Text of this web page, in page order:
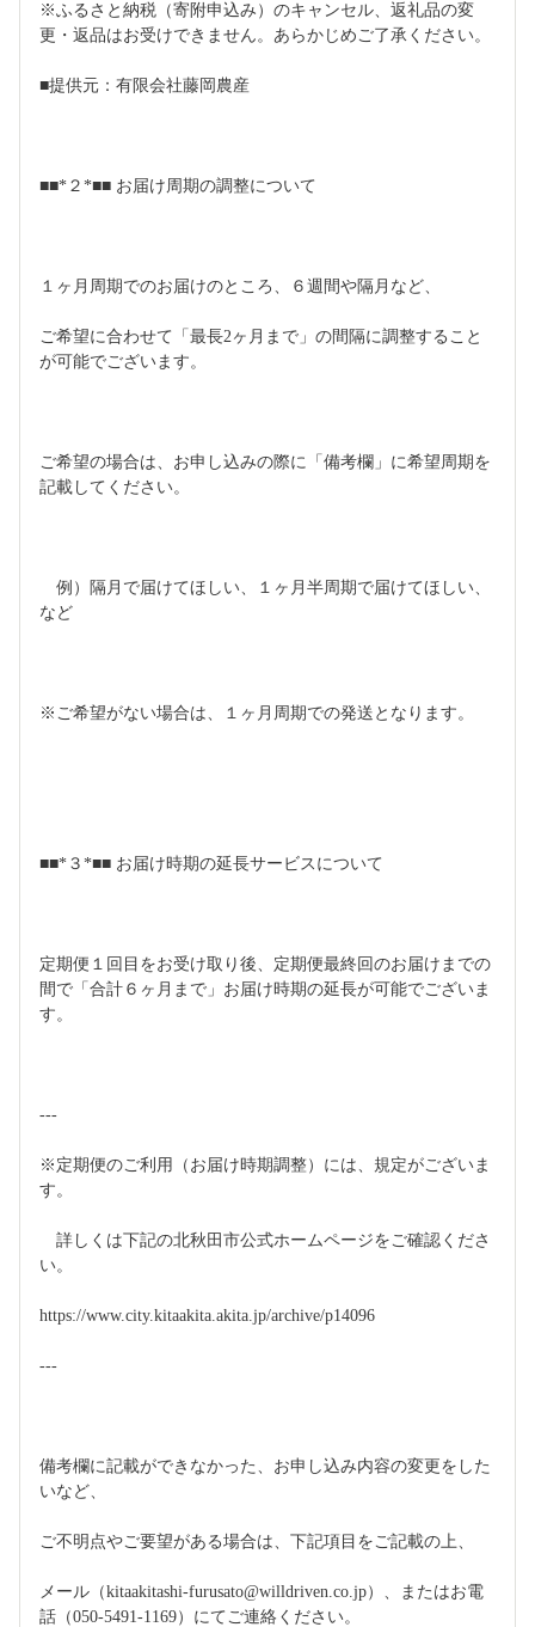
※ふるさと納税（寄附申込み）のキャンセル、返礼品の変
更・返品はお受けできません。あらかじめご了承ください。
■提供元：有限会社藤岡農産
■■*２*■■ お届け周期の調整について
１ヶ月周期でのお届けのところ、６週間や隔月など、
ご希望に合わせて「最長2ヶ月まで」の間隔に調整すること
が可能でございます。
ご希望の場合は、お申し込みの際に「備考欄」に希望周期を
記載してください。
例）隔月で届けてほしい、１ヶ月半周期で届けてほしい、
など
※ご希望がない場合は、１ヶ月周期での発送となります。
■■*３*■■ お届け時期の延長サービスについて
定期便１回目をお受け取り後、定期便最終回のお届けまでの
間で「合計６ヶ月まで」お届け時期の延長が可能でございま
す。
---
※定期便のご利用（お届け時期調整）には、規定がございま
す。
詳しくは下記の北秋田市公式ホームページをご確認くださ
い。
https://www.city.kitaakita.akita.jp/archive/p14096
---
備考欄に記載ができなかった、お申し込み内容の変更をした
いなど、
ご不明点やご要望がある場合は、下記項目をご記載の上、
メール（kitaakitashi-furusato@willdriven.co.jp）、またはお電
話（050-5491-1169）にてご連絡ください。